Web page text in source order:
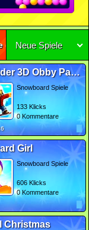
(11)Neue Spiele
Snow Rider 3D Obby Parkour
Snowboard Spiele
133 Klicks
0 Kommentare
Girl
Snowboard Spiele
606 Klicks
0 Kommentare
Christmas